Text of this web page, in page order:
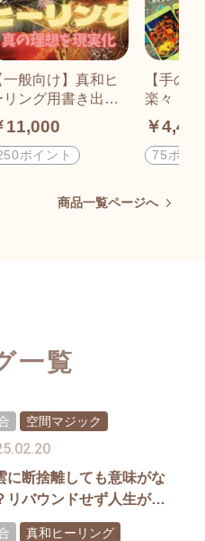
一般向け】真和ヒ
リング用書き出し
ォーマット
11,000
ポイント
【手の
楽々！
のボイ
トトラ
びにも
￥
75ポイ
商品一覧ページへ
一覧
に断捨離しても意味がな
リバウンドせず人生が変
片付とは
空間マジック
真和ヒーリング